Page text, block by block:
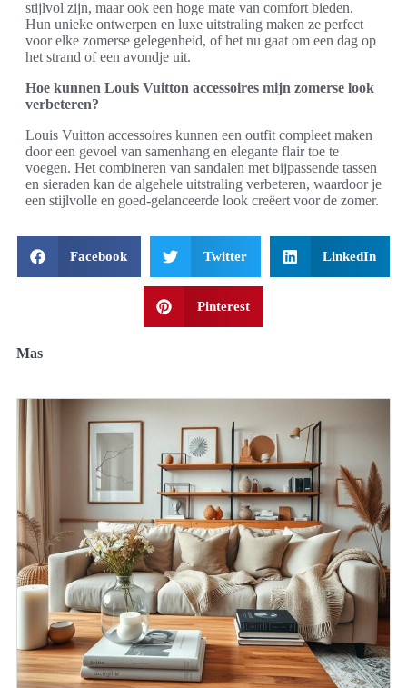
stijlvol zijn, maar ook een hoge mate van comfort bieden.
Hun unieke ontwerpen en luxe uitstraling maken ze perfect
voor elke zomerse gelegenheid, of het nu gaat om een dag op
het strand of een avondje uit.
Hoe kunnen Louis Vuitton accessoires mijn zomerse look
verbeteren?
Louis Vuitton accessoires kunnen een outfit compleet maken
door een gevoel van samenhang en elegante flair toe te
voegen. Het combineren van sandalen met bijpassende tassen
en sieraden kan de algehele uitstraling verbeteren, waardoor je
een stijlvolle en goed-gelanceerde look creëert voor de zomer.
Facebook Twitter LinkedIn
Pinterest
Mas